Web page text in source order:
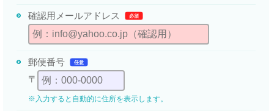
確認用メールアドレス 必須
郵便番号 任意
〒
※入力すると自動的に住所を表示します。